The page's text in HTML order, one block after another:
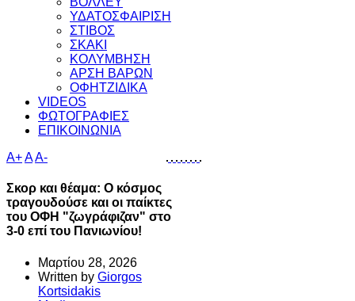
ΥΔΑΤΟΣΦΑΙΡΙΣΗ
ΣΤΙΒΟΣ
ΣΚΑΚΙ
ΚΟΛΥΜΒΗΣΗ
ΑΡΣΗ ΒΑΡΩΝ
ΟΦΗΤΖΙΔΙΚΑ
VIDEOS
ΦΩΤΟΓΡΑΦΙΕΣ
ΕΠΙΚΟΙΝΩΝΙΑ
A+AA-
Σκορ και θέαμα: Ο κόσμος
τραγουδούσε και οι παίκτες
του ΟΦΗ "ζωγράφιζαν" στο
3-0 επί του Πανιωνίου!
Μαρτίου 28, 2026
Written by Giorgos
Kortsidakis